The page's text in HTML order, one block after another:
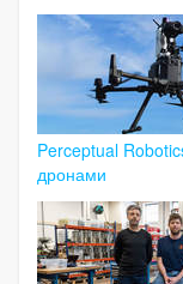
Perceptual
дронами